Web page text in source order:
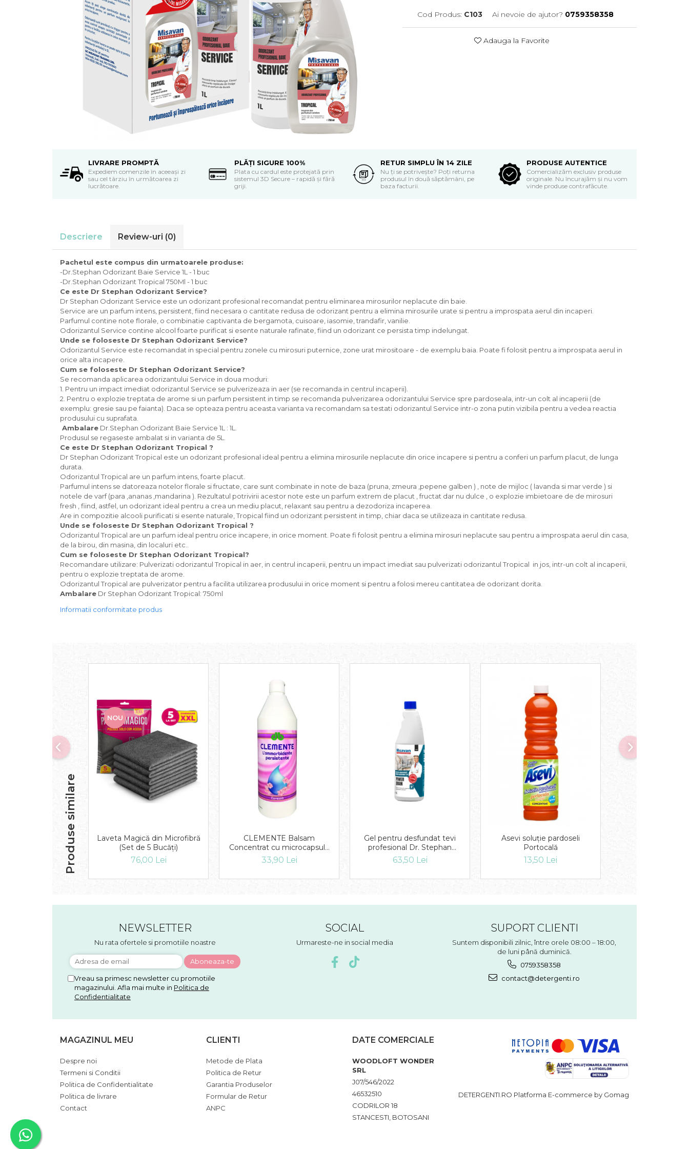
Solutii suprafete bucatarie
Prosoape de hartie si servetele
Solutii suprafete baie
Dezinfectat toaleta
Produse curatenie casa
Solutie curatat podele
Solutie curatat mobila
Solutii dezinfectante
Odorizant camera
Solutie curatat covoare
Detergenti universani
Servetele umede antibacteriene
Cristale Aspirator
Maturi, mopuri si galeti
Solutii Antimucegai
Solutie anticalcar pentru
Solutie curatare aparatura
Solutie multisuprafete
Cod Produs: C103 Ai nevoie de ajutor? 0759358358
Adauga la Favorite
LIVRARE PROMPTĂ
Expediem comenzile în aceeași zi
sau cel târziu în următoarea zi
lucrătoare.
PLĂȚI SIGURE 100%
Plata cu cardul este protejată prin
sistemul 3D Secure – rapidă și fără
griji.
RETUR SIMPLU ÎN 14 ZILE
Nu ți se potrivește? Poți returna
produsul în două săptămâni, pe
baza facturii.
PRODUSE AUTENTICE
Comercializăm exclusiv produse
originale. Nu încurajăm și nu vom
vinde produse contrafăcute.
Descriere Review-uri (0)
Pachetul este compus din urmatoarele produse:
-Dr.Stephan Odorizant Baie Service 1L - 1 buc
-Dr.Stephan Odorizant Tropical 750Ml - 1 buc
Ce este Dr Stephan Odorizant Service?
Dr Stephan Odorizant Service este un odorizant profesional recomandat pentru eliminarea mirosurilor neplacute din baie.
Service are un parfum intens, persistent, fiind necesara o cantitate redusa de odorizant pentru a elimina mirosurile urate si pentru a improspata aerul din incaperi.
Parfumul contine note florale, o combinatie captivanta de bergamota, cuisoare, iasomie, trandafir, vanilie.
Odorizantul Service contine alcool foarte purificat si esente naturale rafinate, fiind un odorizant ce persista timp indelungat.
Unde se foloseste Dr Stephan Odorizant Service?
Odorizantul Service este recomandat in special pentru zonele cu mirosuri puternice, zone urat mirositoare - de exemplu baia. Poate fi folosit pentru a improspata aerul in
orice alta incapere.
Cum se foloseste Dr Stephan Odorizant Service?
Se recomanda aplicarea odorizantului Service in doua moduri:
1. Pentru un impact imediat odorizantul Service se pulverizeaza in aer (se recomanda in centrul incaperii).
2. Pentru o explozie treptata de arome si un parfum persistent in timp se recomanda pulverizarea odorizantului Service spre pardoseala, intr-un colt al incaperii (de
exemplu: gresie sau pe faianta). Daca se opteaza pentru aceasta varianta va recomandam sa testati odorizantul Service intr-o zona putin vizibila pentru a vedea reactia
produsului cu suprafata.
Ambalare Dr.Stephan Odorizant Baie Service 1L : 1L.
Produsul se regaseste ambalat si in varianta de 5L.
Ce este Dr Stephan Odorizant Tropical ?
Dr Stephan Odorizant Tropical este un odorizant profesional ideal pentru a elimina mirosurile neplacute din orice incapere si pentru a conferi un parfum placut, de lunga
durata.
Odorizantul Tropical are un parfum intens, foarte placut.
Parfumul intens se datoreaza notelor florale si fructate, care sunt combinate in note de baza (pruna, zmeura ,pepene galben ) , note de mijloc ( lavanda si mar verde ) si
notele de varf (para ,ananas ,mandarina ). Rezultatul potrivirii acestor note este un parfum extrem de placut , fructat dar nu dulce , o explozie imbietoare de de mirosuri
fresh , fiind, astfel, un odorizant ideal pentru a crea un mediu placut, relaxant sau pentru a dezodoriza incaperea.
Are in compozitie alcooli purificati si esente naturale, Tropical fiind un odorizant persistent in timp, chiar daca se utilizeaza in cantitate redusa.
Unde se foloseste Dr Stephan Odorizant Tropical ?
Odorizantul Tropical are un parfum ideal pentru orice incapere, in orice moment. Poate fi folosit pentru a elimina mirosuri neplacute sau pentru a improspata aerul din casa,
de la birou, din masina, din localuri etc..
Cum se foloseste Dr Stephan Odorizant Tropical?
Recomandare utilizare: Pulverizati odorizantul Tropical in aer, in centrul incaperii, pentru un impact imediat sau pulverizati odorizantul Tropical in jos, intr-un colt al incaperii,
pentru o explozie treptata de arome.
Odorizantul Tropical are pulverizator pentru a facilita utilizarea produsului in orice moment si pentru a folosi mereu cantitatea de odorizant dorita.
Ambalare Dr Stephan Odorizant Tropical: 750ml
Informatii conformitate produs
Produse similare
NOU
Laveta Magică din Microfibră
(Set de 5 Bucăți)
76,00 Lei
CLEMENTE Balsam
Concentrat cu microcapsule
Carezza 1L
33,90 Lei
Gel pentru desfundat tevi
profesional Dr. Stephan
Power Drain 1l
63,50 Lei
Asevi soluție pardoseli
Portocală
13,50 Lei
NEWSLETTER
Nu rata ofertele si promotiile noastre
Vreau sa primesc newsletter cu promotiile
magazinului. Afla mai multe in Politica de
Confidentialitate
SOCIAL
Urmareste-ne in social media
SUPORT CLIENTI
Suntem disponibili zilnic, între orele 08:00 – 18:00,
de luni până duminică.
0759358358
contact@detergenti.ro
MAGAZINUL MEU
Despre noi
Termeni si Conditii
Politica de Confidentialitate
Politica de livrare
Contact
CLIENTI
Metode de Plata
Politica de Retur
Garantia Produselor
Formular de Retur
ANPC
DATE COMERCIALE
WOODLOFT WONDER
SRL
J07/546/2022
46532510
CODRILOR 18
STANCESTI, BOTOSANI
DETERGENTI.RO Platforma E-commerce by Gomag